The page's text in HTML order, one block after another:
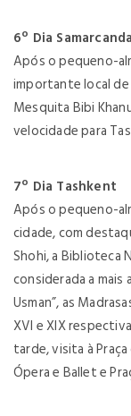
6º Dia
Após o pequeno-
importante local de
Mesquita Bibi
velocidade para
7º Dia Tashkent
Após o pequeno-
cidade, com
Shohi, a Biblioteca
considerada a
Usman”, as
XVI e XIX
tarde, visita à
Ópera e Ballet e